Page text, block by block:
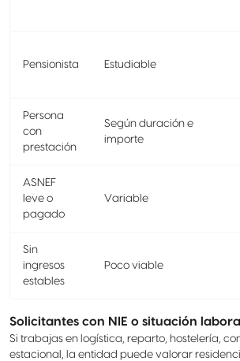
Pensionista Estudiable
Persona
con
prestación
Según duración e
importe
ASNEF
leve o
pagado
Variable
Sin
ingresos
estables
Poco viable
Solicitantes con NIE o situación
Si trabajas en logística, reparto, hostelería,
estacional, la entidad puede valorar